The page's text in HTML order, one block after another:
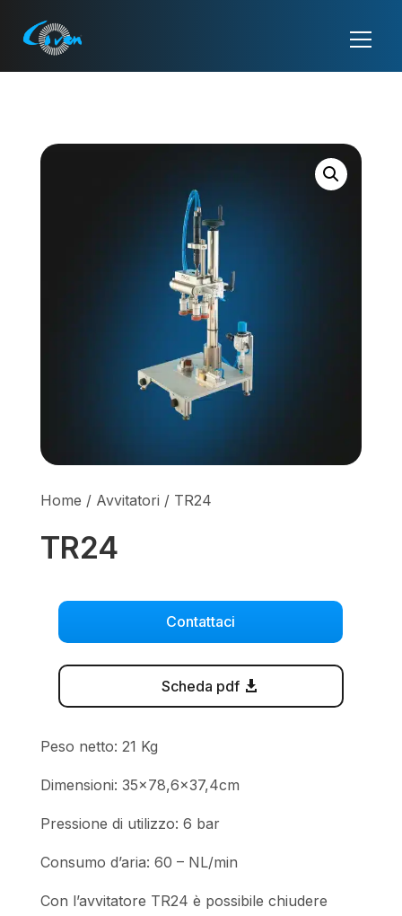
Home / Avvitatori / TR24
TR24
Contattaci
Scheda pdf
Peso netto: 21 Kg
Dimensioni: 35×78,6×37,4cm
Pressione di utilizzo: 6 bar
Consumo d’aria: 60 – NL/min
Con l’avvitatore TR24 è possibile chiudere